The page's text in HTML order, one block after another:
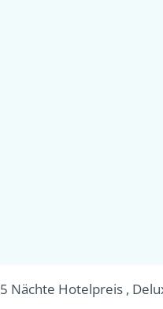
5 Nächte Hotelpreis ,